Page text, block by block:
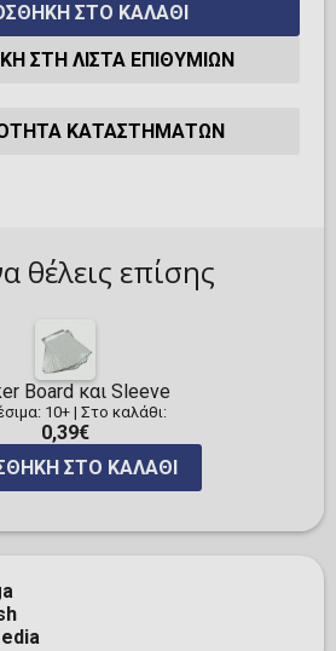
ΣΤΟ ΚΑΛΆΘΙ
ΣΤΗ ΛΊΣΤΑ ΕΠΙΘΥΜΙΏΝ
ΚΑΤΑΣΤΗΜΆΤΩΝ
θέλεις επίσης
Board και Sleeve
10+| Στο καλάθι:
0,39€
ΣΤΟ ΚΑΛΆΘΙ